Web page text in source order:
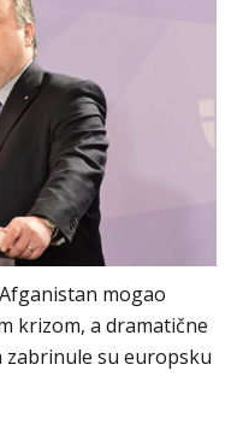
mogao
krizom, a dramatične
zabrinule su europsku